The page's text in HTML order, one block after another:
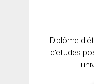
Diplôme
d'études